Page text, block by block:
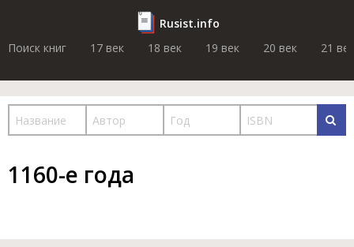
Rusist.info
Поиск книг
17 век 18 век 19 век 20 век 21 век
1160-е года